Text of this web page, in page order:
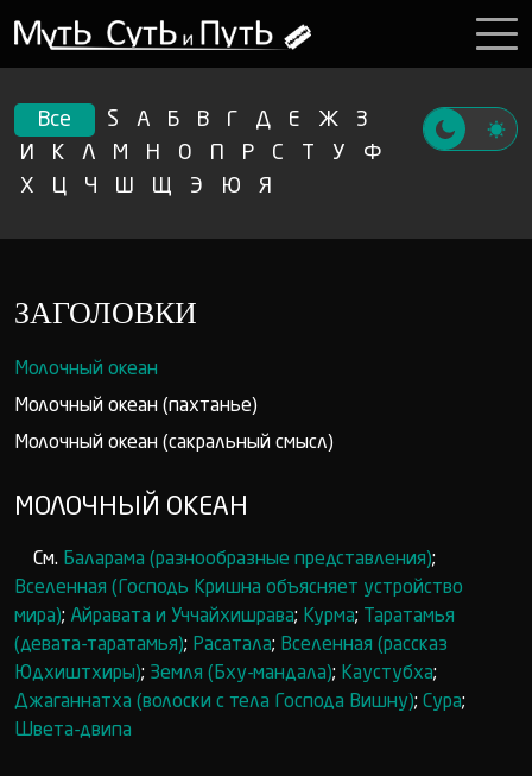
Все S А Б В Г Д Е Ж
З
И
К Л М Н О П Р С Т У
Ф
Х
Ц Ч Ш Щ Э Ю Я
ЗАГОЛОВКИ
Молочный океан
Молочный океан (пахтанье)
Молочный океан (сакральный смысл)
МОЛОЧНЫЙ ОКЕАН
См. Баларама (разнообразные представления);
Вселенная (Господь Кришна объясняет устройство
мира); Айравата и Уччайхишрава; Курма;
Таратамья
(девата-таратамья); Расатала; Вселенная (рассказ
Юдхиштхиры); Земля (Бху-мандала); Каустубха;
Джаганнатха (волоски с тела Господа Вишну); Сура;
Швета-двипа